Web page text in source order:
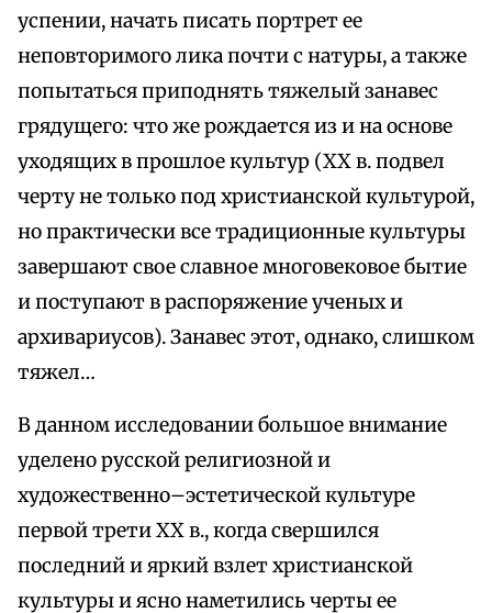
успении, начать писать портрет ее
неповторимого лика почти с натуры, а также
попытаться приподнять тяжелый занавес
грядущего: что же рождается из и на основе
уходящих в прошлое культур (XX в. подвел
черту не только под христианской культурой,
но практически все традиционные культуры
завершают свое славное многовековое бытие
и поступают в распоряжение ученых и
архивариусов). Занавес этот, однако, слишком
тяжел…
В данном исследовании большое внимание
уделено русской религиозной и
художественно–эстетической культуре
первой трети XX в., когда свершился
последний и яркий взлет христианской
культуры и ясно наметились черты ее